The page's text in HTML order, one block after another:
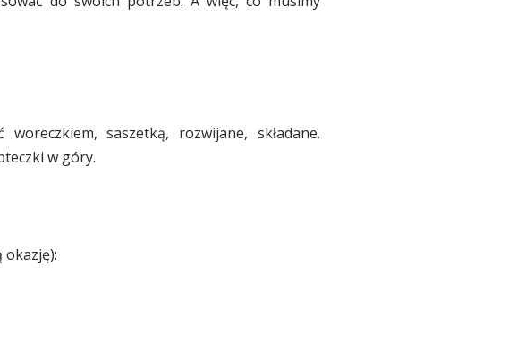
saszetką, rozwijane, składane.
w góry.
okazję):